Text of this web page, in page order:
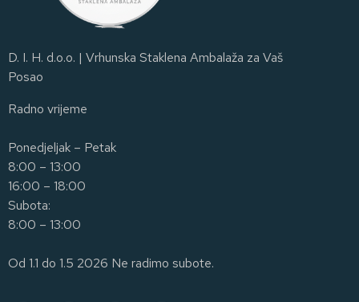
D. I. H. d.o.o. | Vrhunska Staklena Ambalaža za Vaš
Posao
Radno vrijeme
Ponedjeljak – Petak
8:00 – 13:00
16:00 – 18:00
Subota:
8:00 – 13:00
Od 1.1 do 1.5 2026 Ne radimo subote.